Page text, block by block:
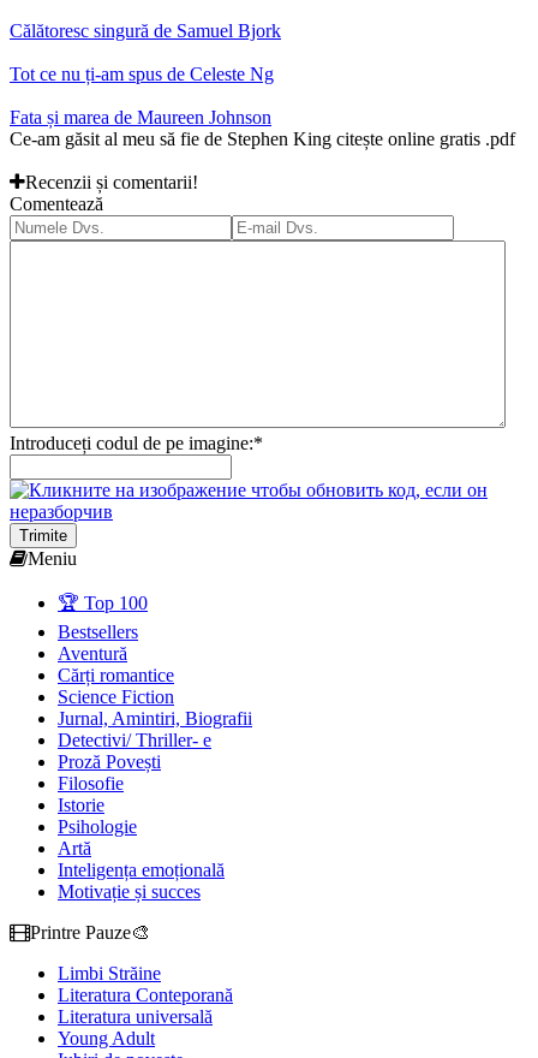
Călătoresc singură de Samuel Bjork
Tot ce nu ți-am spus de Celeste Ng
Fata și marea de Maureen Johnson
Ce-am găsit al meu să fie de Stephen King citește online gratis .pdf
Recenzii și comentarii!
Comentează
Introduceți codul de pe imagine:*
Trimite
Meniu
🏆 Top 100
Bestsellers
Aventură
Cărți romantice
Science Fiction
Jurnal, Amintiri, Biografii
Detectivi/ Thriller- e
Proză Povești
Filosofie
Istorie
Psihologie
Artă
Inteligența emoțională
Motivație și succes
Printre Pauze🎨
Limbi Străine
Literatura Conteporană
Literatura universală
Young Adult